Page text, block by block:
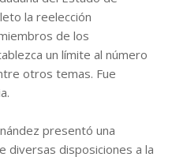
la reelección
de los
un límite al número
otros temas. Fue
presentó una
diversas disposiciones a la